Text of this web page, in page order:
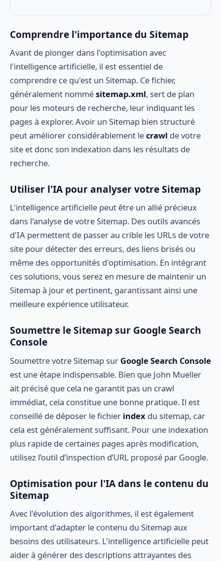
Comprendre l'importance du Sitemap
Avant de plonger dans l'optimisation avec
l'intelligence artificielle, il est essentiel de
comprendre ce qu'est un Sitemap. Ce fichier,
généralement nommésitemap.xml, sert de plan
pour les moteurs de recherche, leur indiquant les
pages à explorer. Avoir un Sitemap bien structuré
peut améliorer considérablement lecrawl de votre
site et donc son indexation dans les résultats de
recherche.
Utiliser l'IA pour analyser votre Sitemap
L'intelligence artificielle peut être un allié précieux
dans l'analyse de votre Sitemap. Des outils avancés
d'IA permettent de passer au crible les URLs de votre
site pour détecter des erreurs, des liens brisés ou
même des opportunités d'optimisation. En intégrant
ces solutions, vous serez en mesure de maintenir un
Sitemap à jour et pertinent, garantissant ainsi une
meilleure expérience utilisateur.
Soumettre le Sitemap sur Google Search
Console
Soumettre votre Sitemap sur Google Search Console
est une étape indispensable. Bien que John Mueller
ait précisé que cela ne garantit pas un crawl
immédiat, cela constitue une bonne pratique. Il est
conseillé de déposer le fichier index du sitemap, car
cela est généralement suffisant. Pour une indexation
plus rapide de certaines pages après modification,
utilisez l’outil d’inspection d’URL proposé par Google.
Optimisation pour l'IA dans le contenu du
Sitemap
Avec l'évolution des algorithmes, il est également
important d'adapter le contenu du Sitemap aux
besoins des utilisateurs. L'intelligence artificielle peut
aider à générer des descriptions attrayantes des